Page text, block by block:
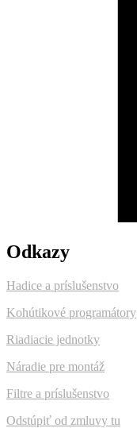
Odkazy
Hadice a príslušenstvo
Kohútikové programátory
Riadiacie jednotky
Náradie pre montáž
Filtre a príslušenstvo
Odstúpiť od zmluvy tu